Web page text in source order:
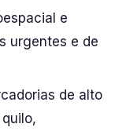
e
urgentes e de
de alto